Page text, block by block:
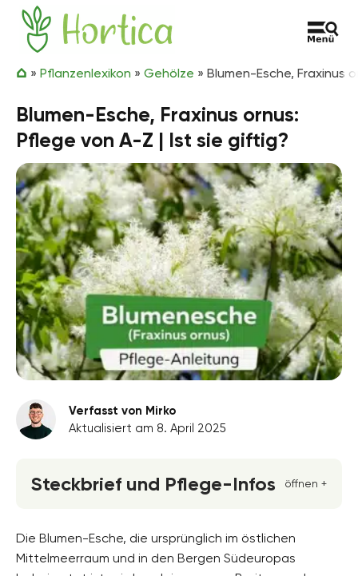
Zum Inhalt springen
Hortica
» Pflanzenlexikon » Gehölze » Blumen-Esche, Fraxinus
Blumen-Esche, Fraxinus ornus:
Pflege von A-Z | Ist sie giftig?
Verfasst von Mirko
Aktualisiert am 8. April 2025
Steckbrief und Pflege-Infos öffnen +
weiss
Standort
Die Blumen-Esche, die ursprünglich im östlichen
Mittelmeerraum und in den Bergen Südeuropas